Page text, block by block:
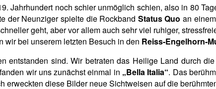
Jahrhundert noch schier unmöglich schien, also in 80
der Neunziger spielte die Rockband Status Quo an
geht, aber vor allem auch sehr viel ruhiger,
wir bei unserem letzten Besuch in den Reiss-Engelhorn-
sind. Wir betraten das Heilige Land durch
wir uns zunächst einmal in „Bella Italia“. Das
diese Bilder neue Sichtweisen auf die